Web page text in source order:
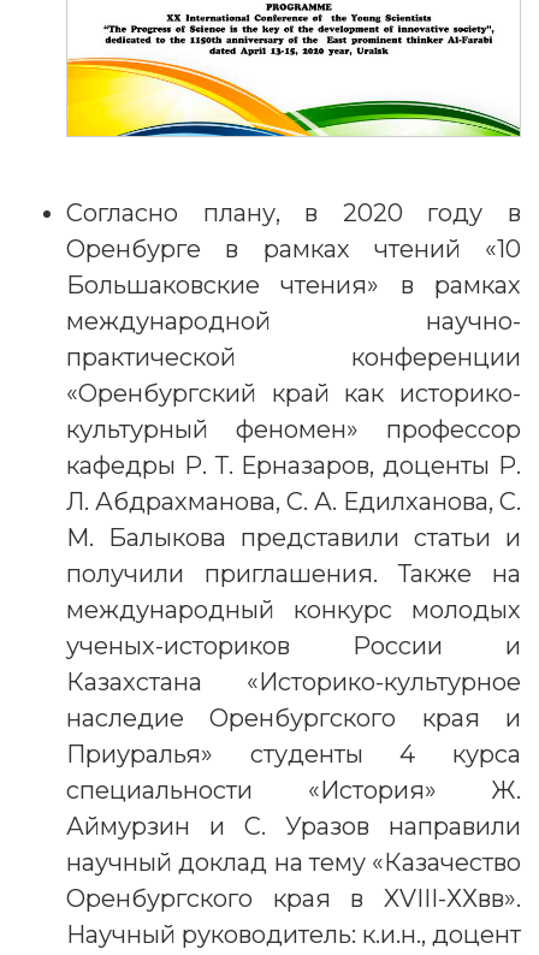
Согласно плану, в 2020 году в
Оренбурге в рамках чтений «10
Большаковские чтения» в рамках
международной научно-
практической конференции
«Оренбургский край как историко-
культурный феномен» профессор
кафедры Р. Т. Ерназаров, доценты Р.
Л. Абдрахманова, С. А. Едилханова, С.
М. Балыкова представили статьи и
получили приглашения. Также на
международный конкурс молодых
ученых-историков России и
Казахстана «Историко-культурное
наследие Оренбургского края и
Приуралья» студенты 4 курса
специальности «История» Ж.
Аймурзин и С. Уразов направили
научный доклад на тему «Казачество
Оренбургского края в XVIII-ХХвв».
Научный руководитель: к.и.н., доцент